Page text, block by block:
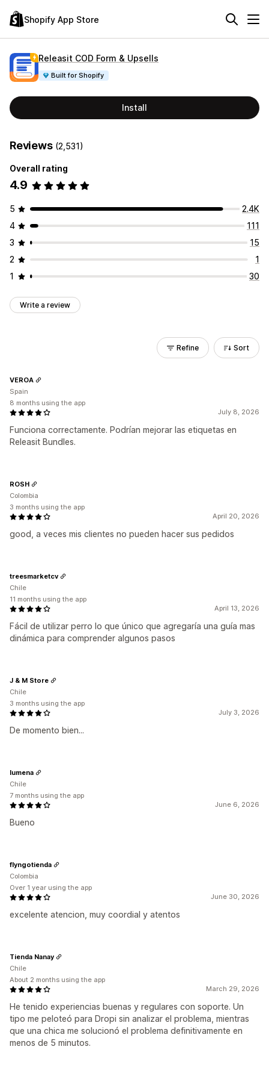
Shopify App Store
Releasit COD Form & Upsells
Built for Shopify
Install
Reviews (2,531)
Overall rating
4.9
5
2.4K
4
111
3
15
2
1
1
30
Write a review
Refine Sort
July 8, 2026
Funciona correctamente. Podrían mejorar las etiquetas en
Releasit Bundles.
VEROA
Spain
8 months using the app
April 20, 2026
good, a veces mis clientes no pueden hacer sus pedidos
ROSH
Colombia
3 months using the app
April 13, 2026
Fácil de utilizar perro lo que único que agregaría una guía mas
dinámica para comprender algunos pasos
treesmarketcv
Chile
11 months using the app
July 3, 2026
De momento bien...
J & M Store
Chile
3 months using the app
June 6, 2026
Bueno
lumena
Chile
7 months using the app
June 30, 2026
excelente atencion, muy coordial y atentos
flyngotienda
Colombia
Over 1 year using the app
March 29, 2026
He tenido experiencias buenas y regulares con soporte. Un
tipo me peloteó para Dropi sin analizar el problema, mientras
que una chica me solucionó el problema definitivamente en
menos de 5 minutos.
Tienda Nanay
Chile
About 2 months using the app